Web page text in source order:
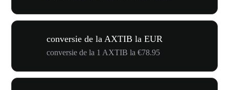
conversie de la AXTIB la EUR
conversie de la 1 AXTIB la €78.95